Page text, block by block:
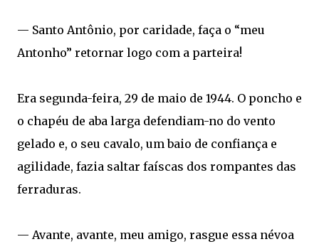
— Santo Antônio, por caridade, faça o “meu
Antonho” retornar logo com a parteira!
Era segunda-feira, 29 de maio de 1944. O poncho e
o chapéu de aba larga defendiam-no do vento
gelado e, o seu cavalo, um baio de confiança e
agilidade, fazia saltar faíscas dos rompantes das
ferraduras.
— Avante, avante, meu amigo, rasgue essa névoa